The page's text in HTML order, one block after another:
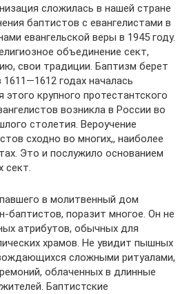
сложилась в нашей стране
баптистов с евангелистами в
евангельской веры в 1945 году.
объединение сект,
свои традиции. Баптизм берет
1611—1612 годах началась
этого крупного протестантского
возникла в России во
столетия. Вероучение
сходно во многих,, наиболее
Это и послужило основанием
сект.
в молитвенный дом
баптистов, поразит многое. Он не
атрибутов, обычных для
храмов. Не увидит пышных
сложными ритуалами,
облаченных в длинные
Баптистские